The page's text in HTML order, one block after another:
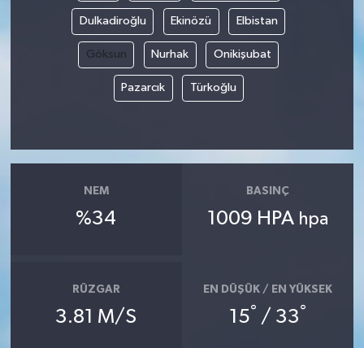
Dulkadiroğlu Ekinözü Elbistan
Göksun Nurhak Onikişubat
Pazarcık Türkoğlu
NEM
%34
BASINÇ
1009 HPA hpa
RÜZGAR
3.81 M/S
EN DÜŞÜK / EN YÜKSEK
15° / 33°